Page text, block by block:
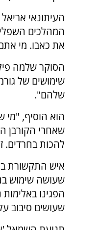
העיתונאי
המהלכים
את כאבו. מי
הסוקר שלמה
שימושים של
שלהם".
הוא הוסיף, "מי
שאחרי הקורבן
להכות בחרדים.
איש התקשורת
שעושה שימוש
הפגינו
שעושים סיבוב